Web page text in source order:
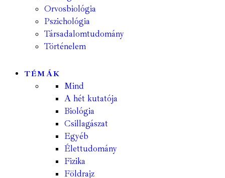
Orvosbiológia
Pszichológia
Társadalomtudomány
Történelem
TÉMÁK
Mind
A hét kutatója
Biológia
Csillagászat
Egyéb
Élettudomány
Fizika
Földrajz